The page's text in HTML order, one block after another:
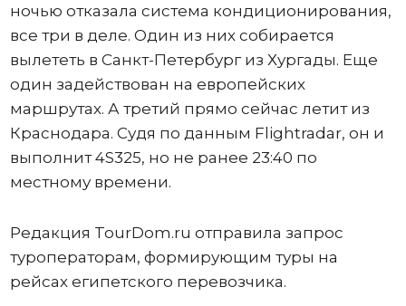
ночью отказала система кондиционирования,
все три в деле. Один из них собирается
вылететь в Санкт-Петербург из Хургады. Еще
один задействован на европейских
маршрутах. А третий прямо сейчас летит из
Краснодара. Судя по данным Flightradar, он и
выполнит 4S325, но не ранее 23:40 по
местному времени.
Редакция TourDom.ru отправила запрос
туроператорам, формирующим туры на
рейсах египетского перевозчика.